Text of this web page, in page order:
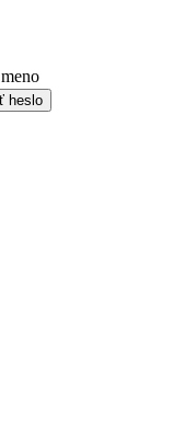
heslo